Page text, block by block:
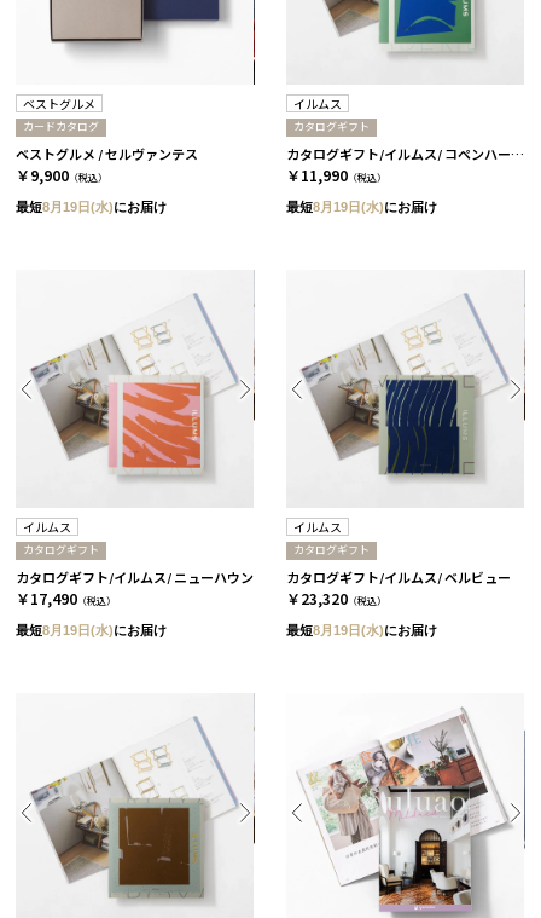
ベストグルメ
カードカタログ
ベストグルメ / セルヴァンテス
￥9,900 （税込）
最短8月19日(水)にお届け
イルムス
カタログギフト
カタログギフト/イルムス/ コペンハーゲン
￥11,990 （税込）
最短8月19日(水)にお届け
イルムス
カタログギフト
カタログギフト/イルムス/ ニューハウン
￥17,490 （税込）
最短8月19日(水)にお届け
イルムス
カタログギフト
カタログギフト/イルムス/ ベルビュー
￥23,320 （税込）
最短8月19日(水)にお届け